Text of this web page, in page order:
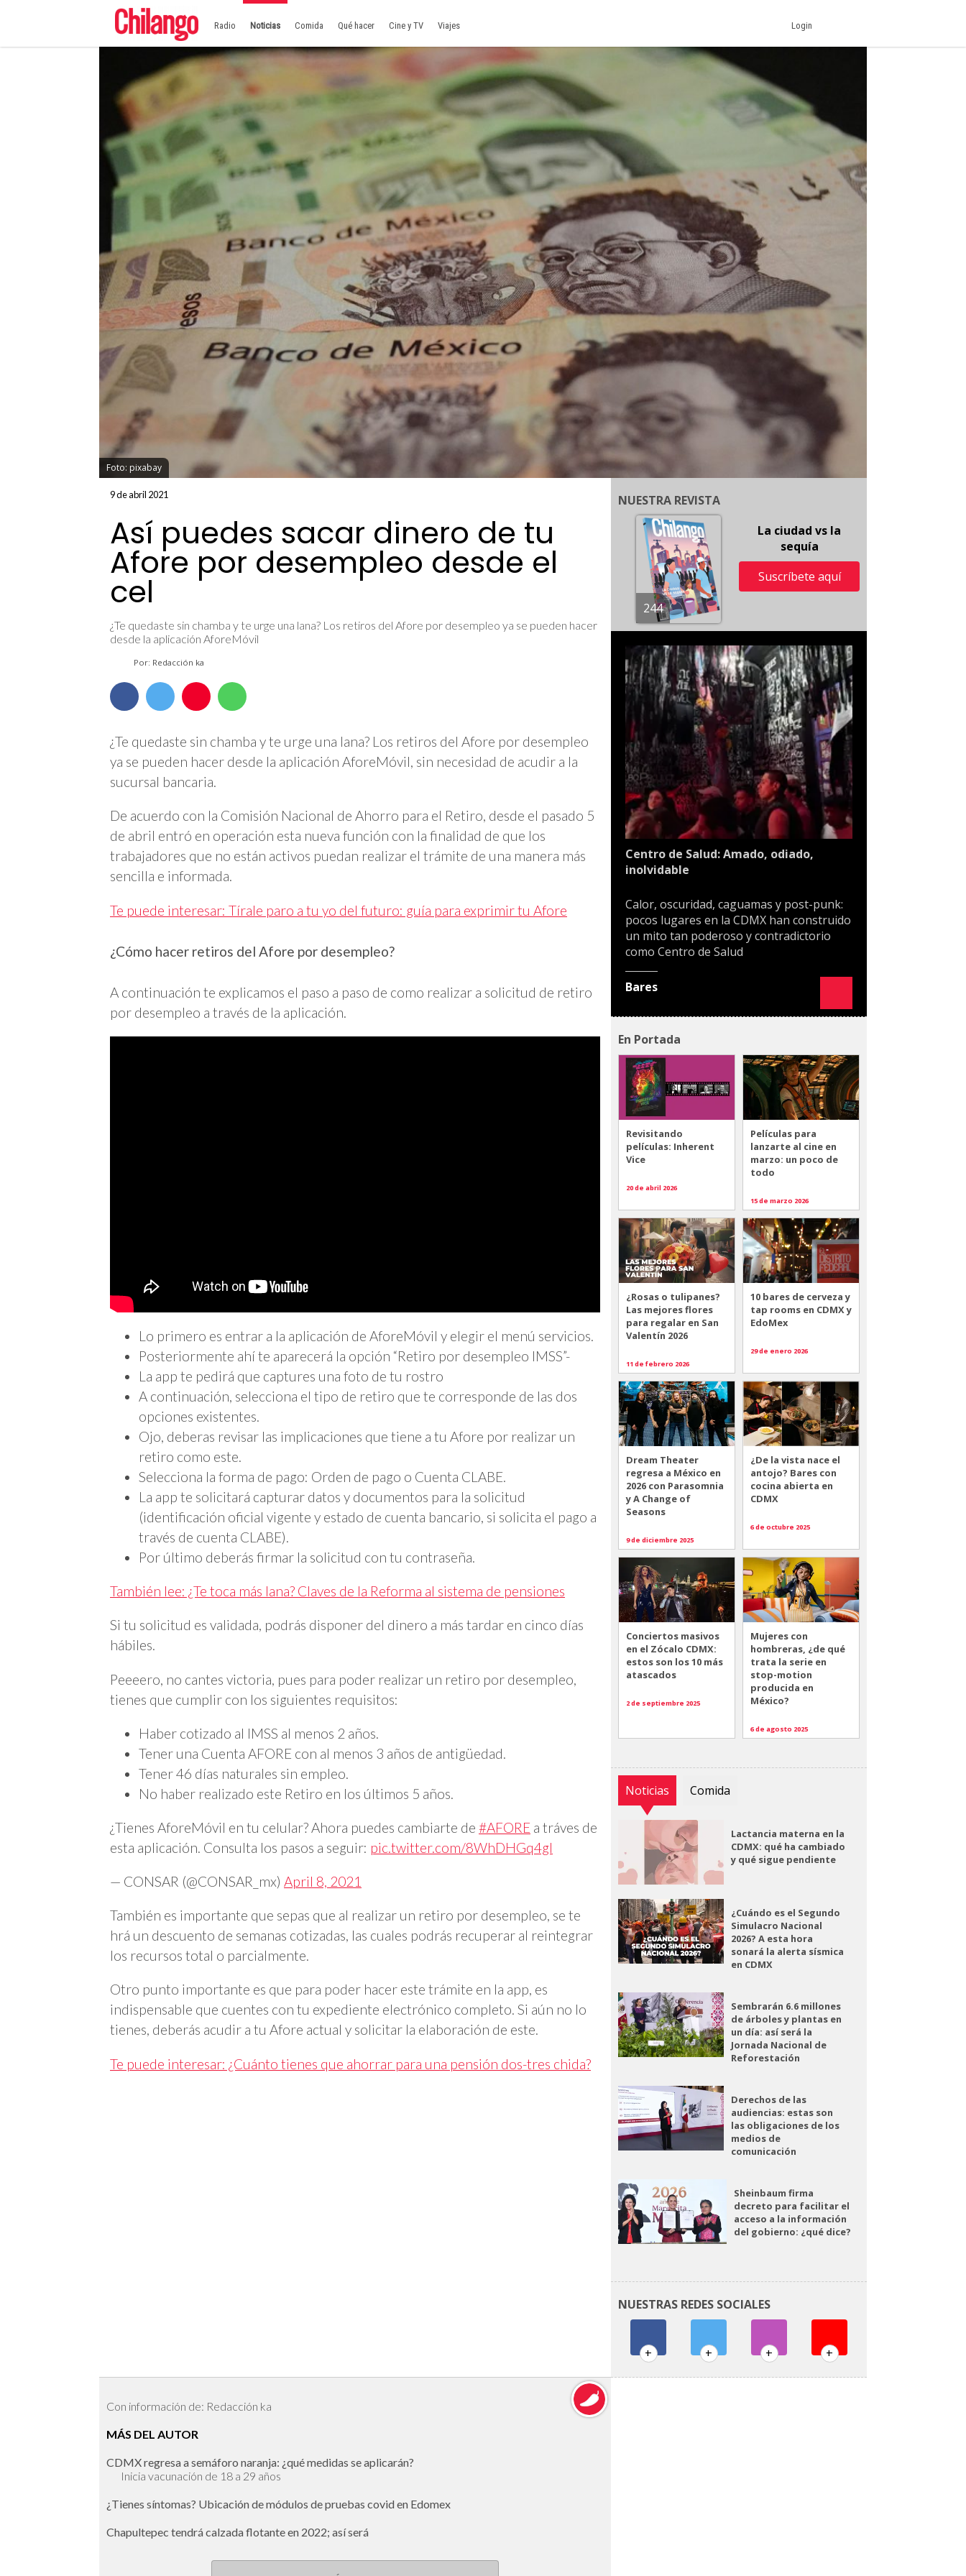
Radio Noticias Comida Qué hacer Cine y TV Viajes Login
Foto: pixabay
9 de abril 2021
Así puedes sacar dinero de tu
Afore por desempleo desde el
cel
¿Te quedaste sin chamba y te urge una lana? Los retiros del Afore por desempleo ya se pueden hacer
desde la aplicación AforeMóvil
Por: Redacción ka
¿Te quedaste sin chamba y te urge una lana? Los retiros del Afore por desempleo
ya se pueden hacer desde la aplicación AforeMóvil, sin necesidad de acudir a la
sucursal bancaria.
De acuerdo con la Comisión Nacional de Ahorro para el Retiro, desde el pasado 5
de abril entró en operación esta nueva función con la finalidad de que los
trabajadores que no están activos puedan realizar el trámite de una manera más
sencilla e informada.
Te puede interesar: Tírale paro a tu yo del futuro: guía para exprimir tu Afore
¿Cómo hacer retiros del Afore por desempleo?
A continuación te explicamos el paso a paso de como realizar a solicitud de retiro
por desempleo a través de la aplicación.
Lo primero es entrar a la aplicación de AforeMóvil y elegir el menú servicios.
Posteriormente ahí te aparecerá la opción “Retiro por desempleo IMSS”-
La app te pedirá que captures una foto de tu rostro
A continuación, selecciona el tipo de retiro que te corresponde de las dos
opciones existentes.
Ojo, deberas revisar las implicaciones que tiene a tu Afore por realizar un
retiro como este.
Selecciona la forma de pago: Orden de pago o Cuenta CLABE.
La app te solicitará capturar datos y documentos para la solicitud
(identificación oficial vigente y estado de cuenta bancario, si solicita el pago a
través de cuenta CLABE).
Por último deberás firmar la solicitud con tu contraseña.
También lee: ¿Te toca más lana? Claves de la Reforma al sistema de pensiones
Si tu solicitud es validada, podrás disponer del dinero a más tardar en cinco días
hábiles.
Peeeero, no cantes victoria, pues para poder realizar un retiro por desempleo,
tienes que cumplir con los siguientes requisitos:
Haber cotizado al IMSS al menos 2 años.
Tener una Cuenta AFORE con al menos 3 años de antigüedad.
Tener 46 días naturales sin empleo.
No haber realizado este Retiro en los últimos 5 años.
¿Tienes AforeMóvil en tu celular? Ahora puedes cambiarte de #AFORE a tráves de
esta aplicación. Consulta los pasos a seguir: pic.twitter.com/8WhDHGq4gI
— CONSAR (@CONSAR_mx) April 8, 2021
También es importante que sepas que al realizar un retiro por desempleo, se te
hrá un descuento de semanas cotizadas, las cuales podrás recuperar al reintegrar
los recursos total o parcialmente.
Otro punto importante es que para poder hacer este trámite en la app, es
indispensable que cuentes con tu expediente electrónico completo. Si aún no lo
tienes, deberás acudir a tu Afore actual y solicitar la elaboración de este.
Te puede interesar: ¿Cuánto tienes que ahorrar para una pensión dos-tres chida?
Con información de: Redacción ka
MÁS DEL AUTOR
CDMX regresa a semáforo naranja: ¿qué medidas se aplicarán?
Inicia vacunación de 18 a 29 años
¿Tienes síntomas? Ubicación de módulos de pruebas covid en Edomex
Chapultepec tendrá calzada flotante en 2022; así será
NUESTRA REVISTA
244
La ciudad vs la
sequía
Suscríbete aquí
Centro de Salud: Amado, odiado,
inolvidable
Calor, oscuridad, caguamas y post-punk:
pocos lugares en la CDMX han construido
un mito tan poderoso y contradictorio
como Centro de Salud
Bares
En Portada
Revisitando
películas: Inherent
Vice
20 de abril 2026
Películas para
lanzarte al cine en
marzo: un poco de
todo
15 de marzo 2026
¿Rosas o tulipanes?
Las mejores flores
para regalar en San
Valentín 2026
11 de febrero 2026
10 bares de cerveza y
tap rooms en CDMX y
EdoMex
29 de enero 2026
Dream Theater
regresa a México en
2026 con Parasomnia
y A Change of
Seasons
9 de diciembre 2025
¿De la vista nace el
antojo? Bares con
cocina abierta en
CDMX
6 de octubre 2025
Conciertos masivos
en el Zócalo CDMX:
estos son los 10 más
atascados
2 de septiembre 2025
Mujeres con
hombreras, ¿de qué
trata la serie en
stop-motion
producida en
México?
6 de agosto 2025
Noticias Comida
Lactancia materna en la
CDMX: qué ha cambiado
y qué sigue pendiente
¿Cuándo es el Segundo
Simulacro Nacional
2026? A esta hora
sonará la alerta sísmica
en CDMX
Sembrarán 6.6 millones
de árboles y plantas en
un día: así será la
Jornada Nacional de
Reforestación
Derechos de las
audiencias: estas son
las obligaciones de los
medios de
comunicación
Sheinbaum firma
decreto para facilitar el
acceso a la información
del gobierno: ¿qué dice?
NUESTRAS REDES SOCIALES
+ + + +